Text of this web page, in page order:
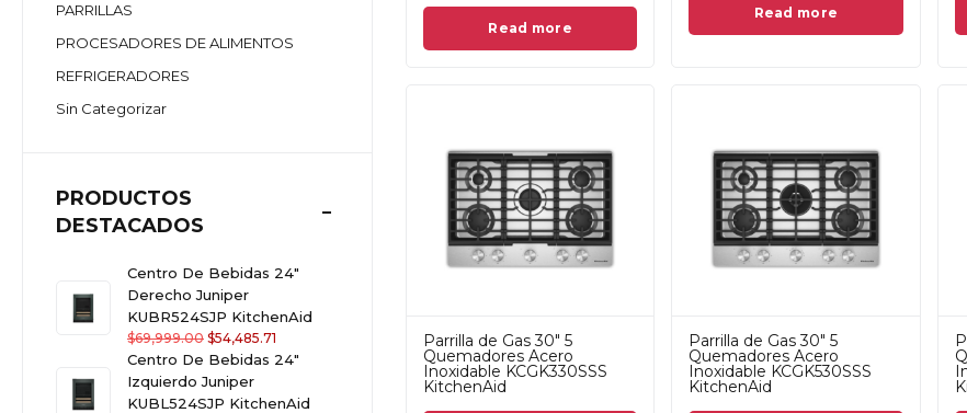
PARRILLAS
PROCESADORES DE ALIMENTOS
REFRIGERADORES
Sin Categorizar
PRODUCTOS
DESTACADOS
Centro De Bebidas 24"
Derecho Juniper
KUBR524SJP KitchenAid
$69,999.00 $54,485.71
Centro De Bebidas 24"
Izquierdo Juniper
KUBL524SJP KitchenAid
Read more
Read more
Parrilla de Gas 30" 5
Quemadores Acero
Inoxidable KCGK330SSS
KitchenAid
Parrilla de Gas 30" 5
Quemadores Acero
Inoxidable KCGK530SSS
KitchenAid